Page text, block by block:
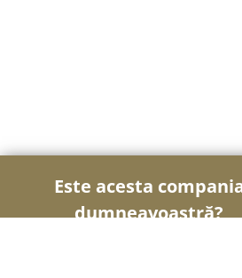
Este acesta
dumneavoastră?